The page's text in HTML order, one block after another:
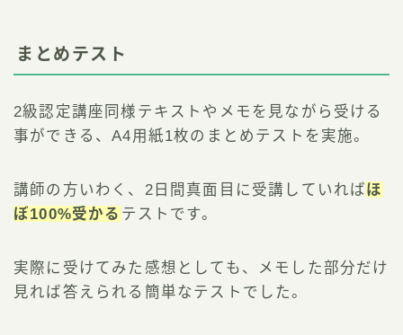
まとめテスト
2級認定講座同様テキストやメモを見ながら受ける
事ができる、A4用紙1枚のまとめテストを実施。
講師の方いわく、2日間真面目に受講していればほ
ぼ100%受かる テストです。
実際に受けてみた感想としても、メモした部分だけ
見れば答えられる簡単なテストでした。